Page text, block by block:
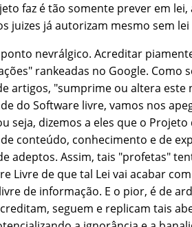
faz é tão somente prever em
juizes já autorizam mesmo sem lei
ponto nevrálgico. Acreditar
rankeadas no Google. Como
artigos, "sumprime ou altera este
do Software livre, vamos nos
seja, dizemos a eles que o Projeto
conteúdo, conhecimento e de
adeptos. Assim, tais "profetas"
Livre de que tal Lei vai acabar
de informação. E o pior, é de
seguem e replicam tais